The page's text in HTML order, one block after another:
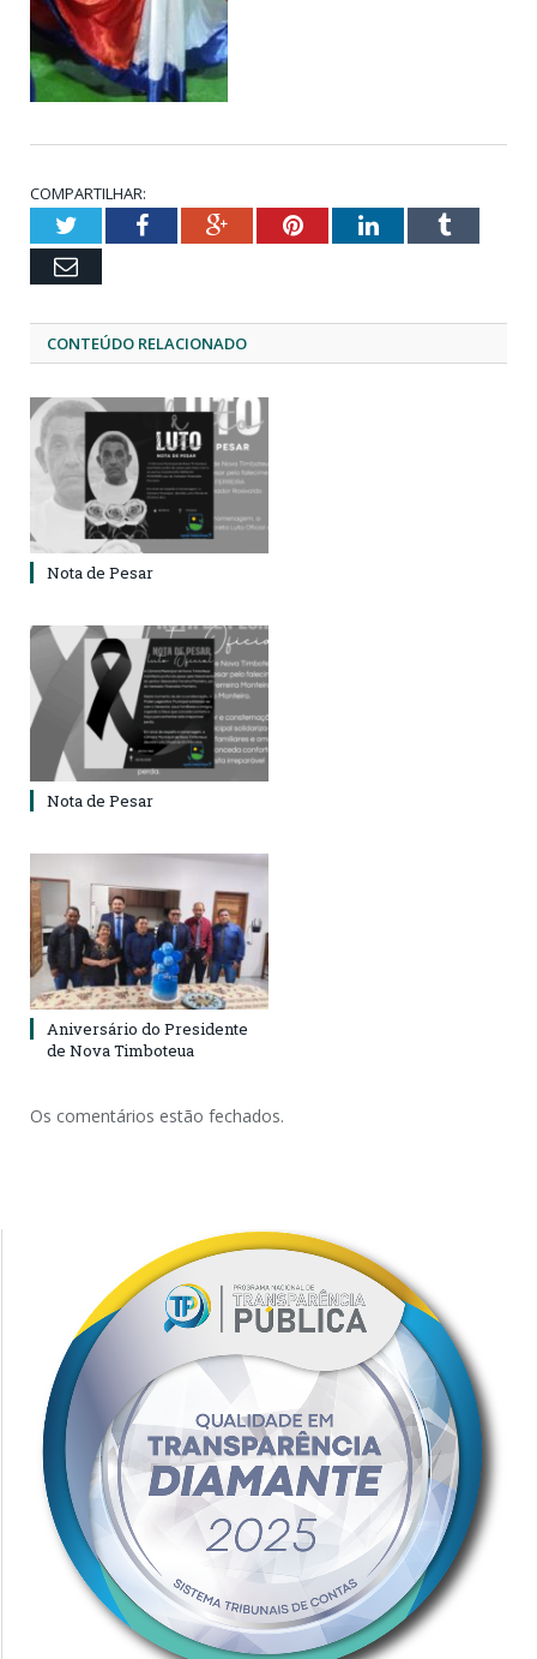
COMPARTILHAR:
TwitterFacebookGoogle+PinterestLinkedInTumblr
Email
CONTEÚDO RELACIONADO
Nota de Pesar
Nota de Pesar
Aniversário do Presidente
de Nova Timboteua
Os comentários estão fechados.